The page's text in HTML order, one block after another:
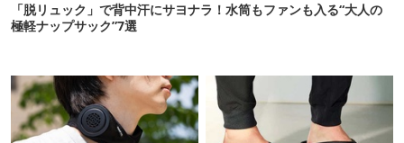
「脱リュック」で背中汗にサヨナラ！水筒もファンも入る“大人の
極軽ナップサック”7選